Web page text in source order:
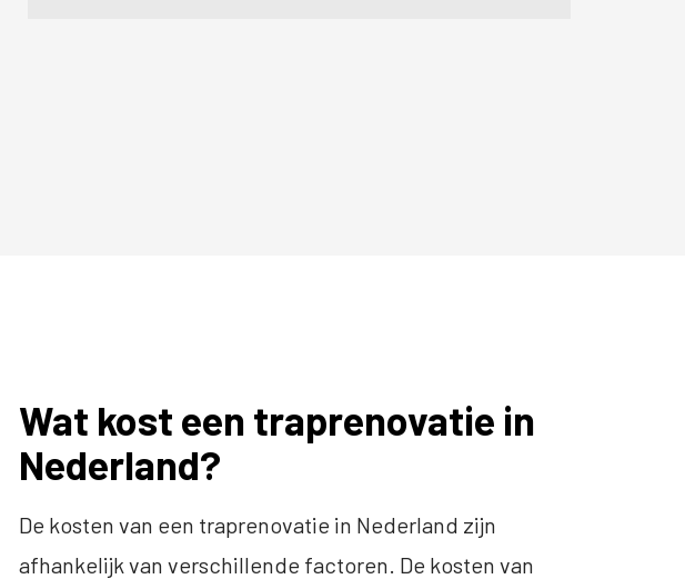
Wat kost een traprenovatie in
Nederland?
De kosten van een traprenovatie in Nederland zijn
afhankelijk van verschillende factoren. De kosten van